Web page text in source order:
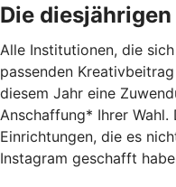
Die diesjährigen
Alle Institutionen, die
passenden
diesem Jahr eine
Anschaffung* Ihrer
Einrichtungen, die es
Instagram geschafft